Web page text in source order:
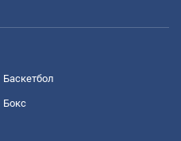
Баскетбол
Бокс